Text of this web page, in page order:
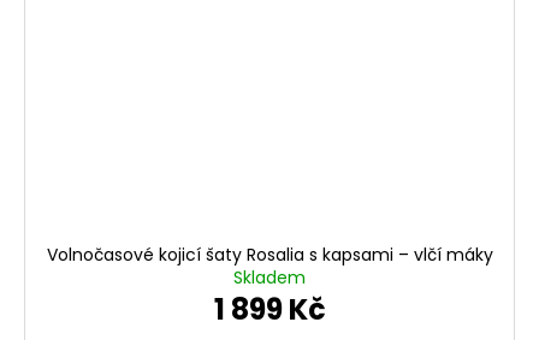
Volnočasové kojicí šaty Rosalia s kapsami – vlčí máky
Skladem
1 899 Kč